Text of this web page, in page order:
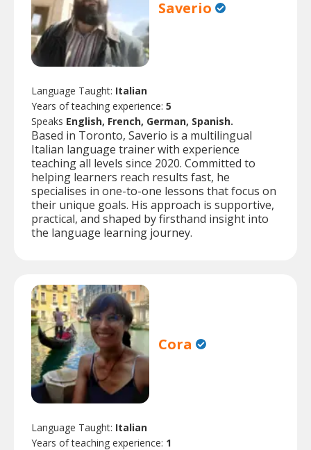
Saverio
Language Taught: Italian
Years of teaching experience: 5
Speaks English, French, German, Spanish.
Based in Toronto, Saverio is a multilingual
Italian language trainer with experience
teaching all levels since 2020. Committed to
helping learners reach results fast, he
specialises in one-to-one lessons that focus on
their unique goals. His approach is supportive,
practical, and shaped by firsthand insight into
the language learning journey.
Cora
Language Taught: Italian
Years of teaching experience: 1